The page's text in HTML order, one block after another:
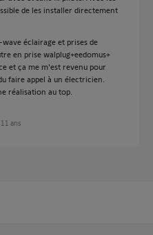
de les installer directement
éclairage et prises de
en prise walplug+eedomus+
et ça me m'est revenu pour
faire appel à un électricien.
réalisation au top.
ans